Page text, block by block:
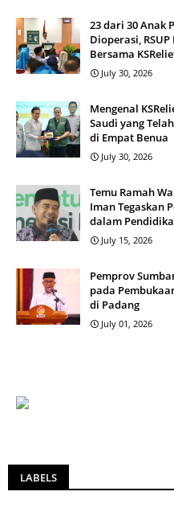
23 dari 30 Anak
Dioperasi,
Bersama
July 30, 2026
Mengenal
Saudi yang
di Empat Benua
July 30, 2026
Temu Ramah
Iman Tegaskan
dalam
July 15, 2026
Pemprov
pada
di Padang
July 01, 2026
LABELS